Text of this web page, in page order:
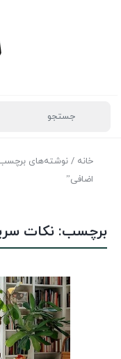
خانه / نوشته‌های برچسب
اضافی”
برچسب: نکات